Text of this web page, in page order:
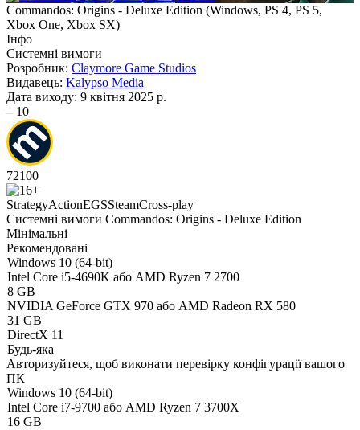
Commandos: Origins - Deluxe Edition (Windows, PS 4, PS 5,
Xbox One, Xbox SX)
Інфо
Системні вимоги
Розробник: Claymore Game Studios
Видавець: Kalypso Media
Дата виходу: 9 квітня 2025 р.
– 10
72100
StrategyActionEGSSteamCross-play
Системні вимоги Commandos: Origins - Deluxe Edition
Мінімальні
Рекомендовані
Windows 10 (64-bit)
Intel Core i5-4690K або AMD Ryzen 7 2700
8 GB
NVIDIA GeForce GTX 970 або AMD Radeon RX 580
31 GB
DirectX 11
Будь-яка
Авторизуйтеся, щоб виконати перевірку конфігурації вашого
ПК
Windows 10 (64-bit)
Intel Core i7-9700 або AMD Ryzen 7 3700X
16 GB